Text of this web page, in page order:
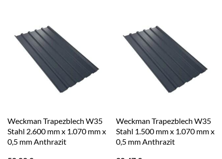
Weckman Trapezblech W35
Stahl 2.600 mm x 1.070 mm x
0,5 mm Anthrazit
Weckman Trapezblech W35
Stahl 1.500 mm x 1.070 mm x
0,5 mm Anthrazit